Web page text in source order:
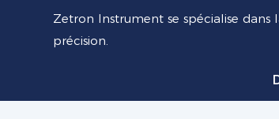
Zetron Instrument se spécialise dans
précision.